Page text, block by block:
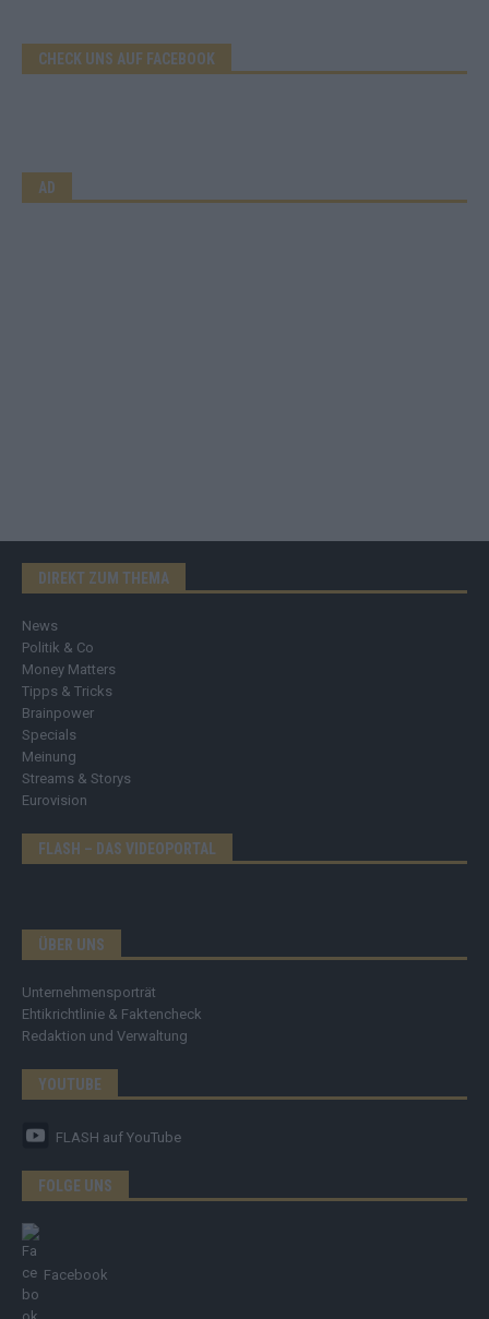
CHECK UNS AUF FACEBOOK
AD
DIREKT ZUM THEMA
News
Politik & Co
Money Matters
Tipps & Tricks
Brainpower
Specials
Meinung
Streams & Storys
Eurovision
FLASH – DAS VIDEOPORTAL
ÜBER UNS
Unternehmensporträt
Ehtikrichtlinie & Faktencheck
Redaktion und Verwaltung
YOUTUBE
FLASH auf YouTube
FOLGE UNS
Facebook